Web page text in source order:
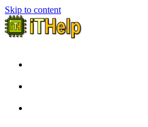
Skip to content